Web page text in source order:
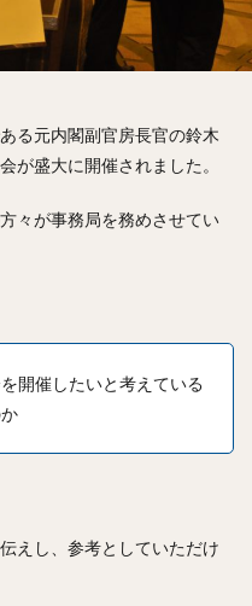
る元内閣副官房長官の鈴木
が盛大に開催されました。
々が事務局を務めさせてい
開催したいと考えている
えし、参考としていただけ
AI
地域運営団体の法人化
成事業の充実
の提供
所
総務消防委員会
条例
進する条例
ハザードマップ
初当選